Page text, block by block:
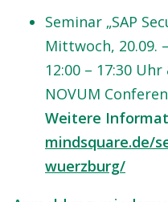
Seminar „SAP
Mittwoch, 20.09.
12:00 – 17:30
NOVUM
Weitere
mindsquare.de/
wuerzburg/